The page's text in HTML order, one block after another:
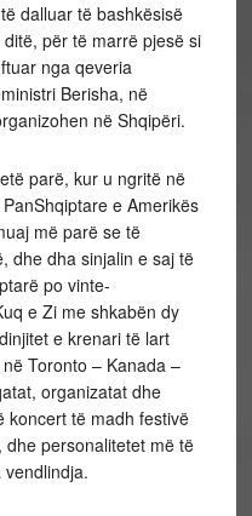
dalluar të bashkësisë
për të marrë pjesë si
nga qeveria
Berisha, në
në Shqipëri.
parë, kur u ngritë në
e Amerikës
më parë se të
dhe dha sinjalin e saj të
po vinte-
e Zi me shkabën dy
e krenari të lart
Toronto – Kanada –
organizatat dhe
koncert të madh festivë
personalitetet më të